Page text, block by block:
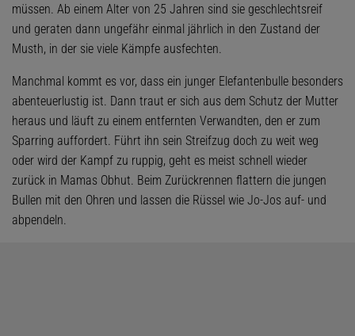
müssen. Ab einem Alter von 25 Jahren sind sie geschlechtsreif
und geraten dann ungefähr einmal jährlich in den Zustand der
Musth, in der sie viele Kämpfe ausfechten.
Manchmal kommt es vor, dass ein junger Elefantenbulle besonders
abenteuerlustig ist. Dann traut er sich aus dem Schutz der Mutter
heraus und läuft zu einem entfernten Verwandten, den er zum
Sparring auffordert. Führt ihn sein Streifzug doch zu weit weg
oder wird der Kampf zu ruppig, geht es meist schnell wieder
zurück in Mamas Obhut. Beim Zurückrennen flattern die jungen
Bullen mit den Ohren und lassen die Rüssel wie Jo-Jos auf- und
abpendeln.